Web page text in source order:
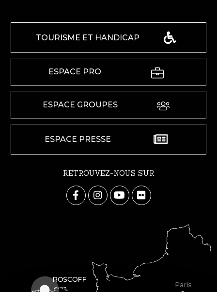
TOURISME ET HANDICAP
ESPACE PRO
ESPACE GROUPES
ESPACE PRESSE
RETROUVEZ-NOUS SUR